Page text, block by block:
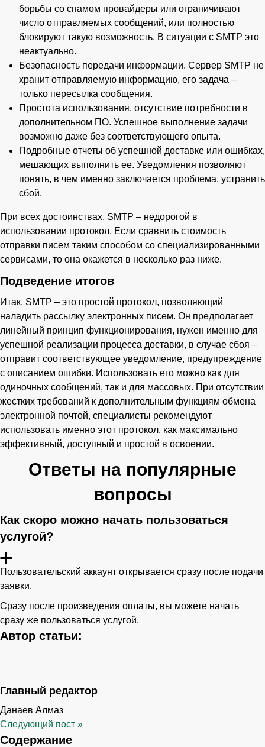
борьбы со спамом провайдеры или ограничивают
число отправляемых сообщений, или полностью
блокируют такую возможность. В ситуации с SMTP это
неактуально.
Безопасность передачи информации. Сервер SMTP не
хранит отправляемую информацию, его задача –
только пересылка сообщения.
Простота использования, отсутствие потребности в
дополнительном ПО. Успешное выполнение задачи
возможно даже без соответствующего опыта.
Подробные отчеты об успешной доставке или ошибках,
мешающих выполнить ее. Уведомления позволяют
понять, в чем именно заключается проблема, устранить
сбой.
При всех достоинствах, SMTP – недорогой в
использовании протокол. Если сравнить стоимость
отправки писем таким способом со специализированными
сервисами, то она окажется в несколько раз ниже.
Подведение итогов
Итак, SMTP – это простой протокол, позволяющий
наладить рассылку электронных писем. Он предполагает
линейный принцип функционирования, нужен именно для
успешной реализации процесса доставки, в случае сбоя –
отправит соответствующее уведомление, предупреждение
с описанием ошибки. Использовать его можно как для
одиночных сообщений, так и для массовых. При отсутствии
жестких требований к дополнительным функциям обмена
электронной почтой, специалисты рекомендуют
использовать именно этот протокол, как максимально
эффективный, доступный и простой в освоении.
Ответы на популярные
вопросы
Как скоро можно начать пользоваться
услугой?
Пользовательский аккаунт открывается сразу после подачи
заявки.
Сразу после произведения оплаты, вы можете начать
сразу же пользоваться услугой.
Автор статьи:
Главный редактор
Данаев Алмаз
Следующий пост »
Содержание